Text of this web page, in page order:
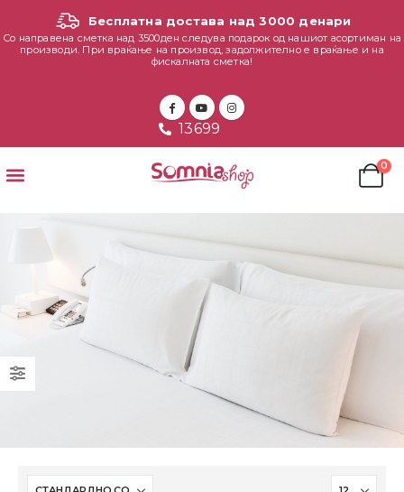
Бесплатна достава над 3000 денари
Со направена сметка над 3500ден следува подарок од нашиот асортиман на
производи. При враќање на производ, задолжително е враќање и на
фискалната сметка!
13699
0